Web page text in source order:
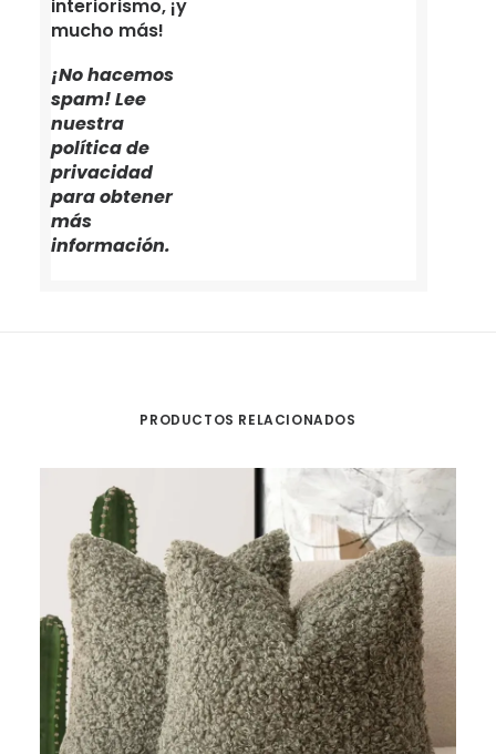
interiorismo, ¡y
mucho más!
¡No hacemos
spam! Lee
nuestra
política de
privacidad
para obtener
más
información.
PRODUCTOS RELACIONADOS